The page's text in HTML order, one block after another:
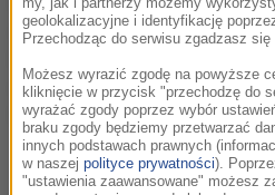
wspólnej produkcji wybitnego
najbardziej uznanych
kompozytorów - Alberto
Znany duet miał już okazje
geolokalizacyjne i identyfikację
Przechodząc do serwisu zgadzasz się
Możesz wyrazić zgodę na powyższe
kliknięcie w przycisk "przechodzę do
wyrażać zgody poprzez wybór
braku zgody będziemy przetwarzać
innych podstawach prawnych
w naszej polityce prywatności).
"ustawienia zaawansowane" możesz